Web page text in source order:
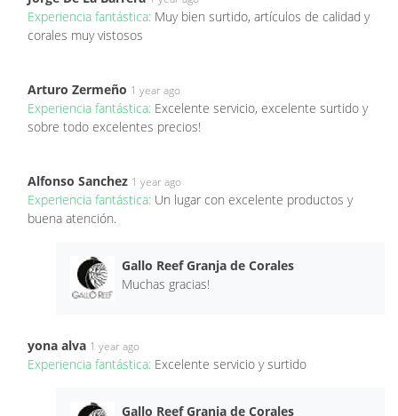
Experiencia fantástica: Muy bien surtido, artículos de calidad y
corales muy vistosos
Arturo Zermeño 1 year ago
Experiencia fantástica: Excelente servicio, excelente surtido y
sobre todo excelentes precios!
Alfonso Sanchez 1 year ago
Experiencia fantástica: Un lugar con excelente productos y
buena atención.
Gallo Reef Granja de Corales
Muchas gracias!
yona alva 1 year ago
Experiencia fantástica: Excelente servicio y surtido
Gallo Reef Granja de Corales